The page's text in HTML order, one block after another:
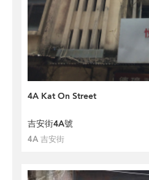
4A Kat On Street
吉安街4A號
4A 吉安街